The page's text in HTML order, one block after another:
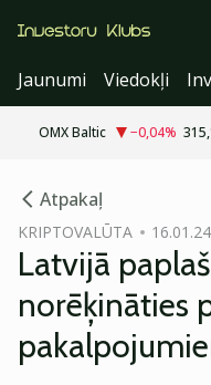
Jaunumi
Viedokļi
OMX Baltic −0,04%
Atpakaļ
KRIPTOVALŪTA
Latvijā
norēķināties